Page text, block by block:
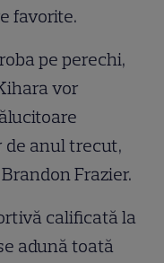
favorite.
pe perechi,
vor
anul trecut,
Frazier.
calificată la
adună toată